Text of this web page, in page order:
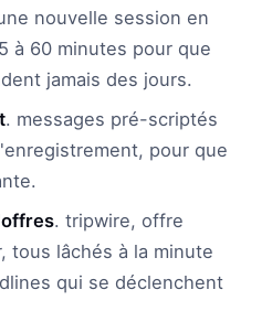
nouvelle session en
à 60 minutes pour que
jamais des jours.
. messages pré-scriptés
pour que
. tripwire, offre
tous lâchés à la minute
qui se déclenchent